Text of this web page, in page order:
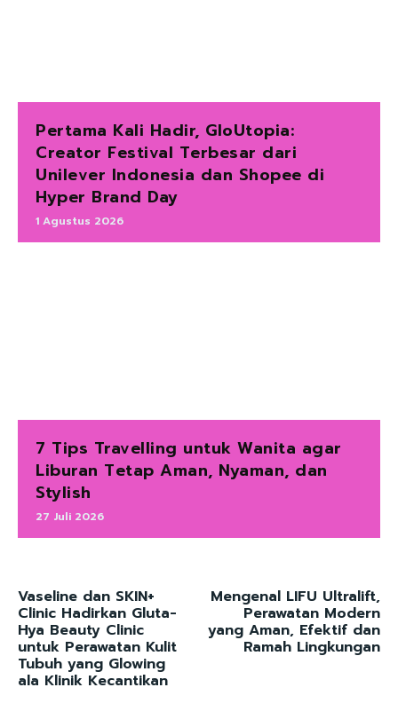
Pertama Kali Hadir, GloUtopia:
Creator Festival Terbesar dari
Unilever Indonesia dan Shopee di
Hyper Brand Day
1 Agustus 2026
7 Tips Travelling untuk Wanita agar
Liburan Tetap Aman, Nyaman, dan
Stylish
27 Juli 2026
Vaseline dan SKIN+
Clinic Hadirkan Gluta-
Hya Beauty Clinic
untuk Perawatan Kulit
Tubuh yang Glowing
ala Klinik Kecantikan
Mengenal LIFU Ultralift,
Perawatan Modern
yang Aman, Efektif dan
Ramah Lingkungan